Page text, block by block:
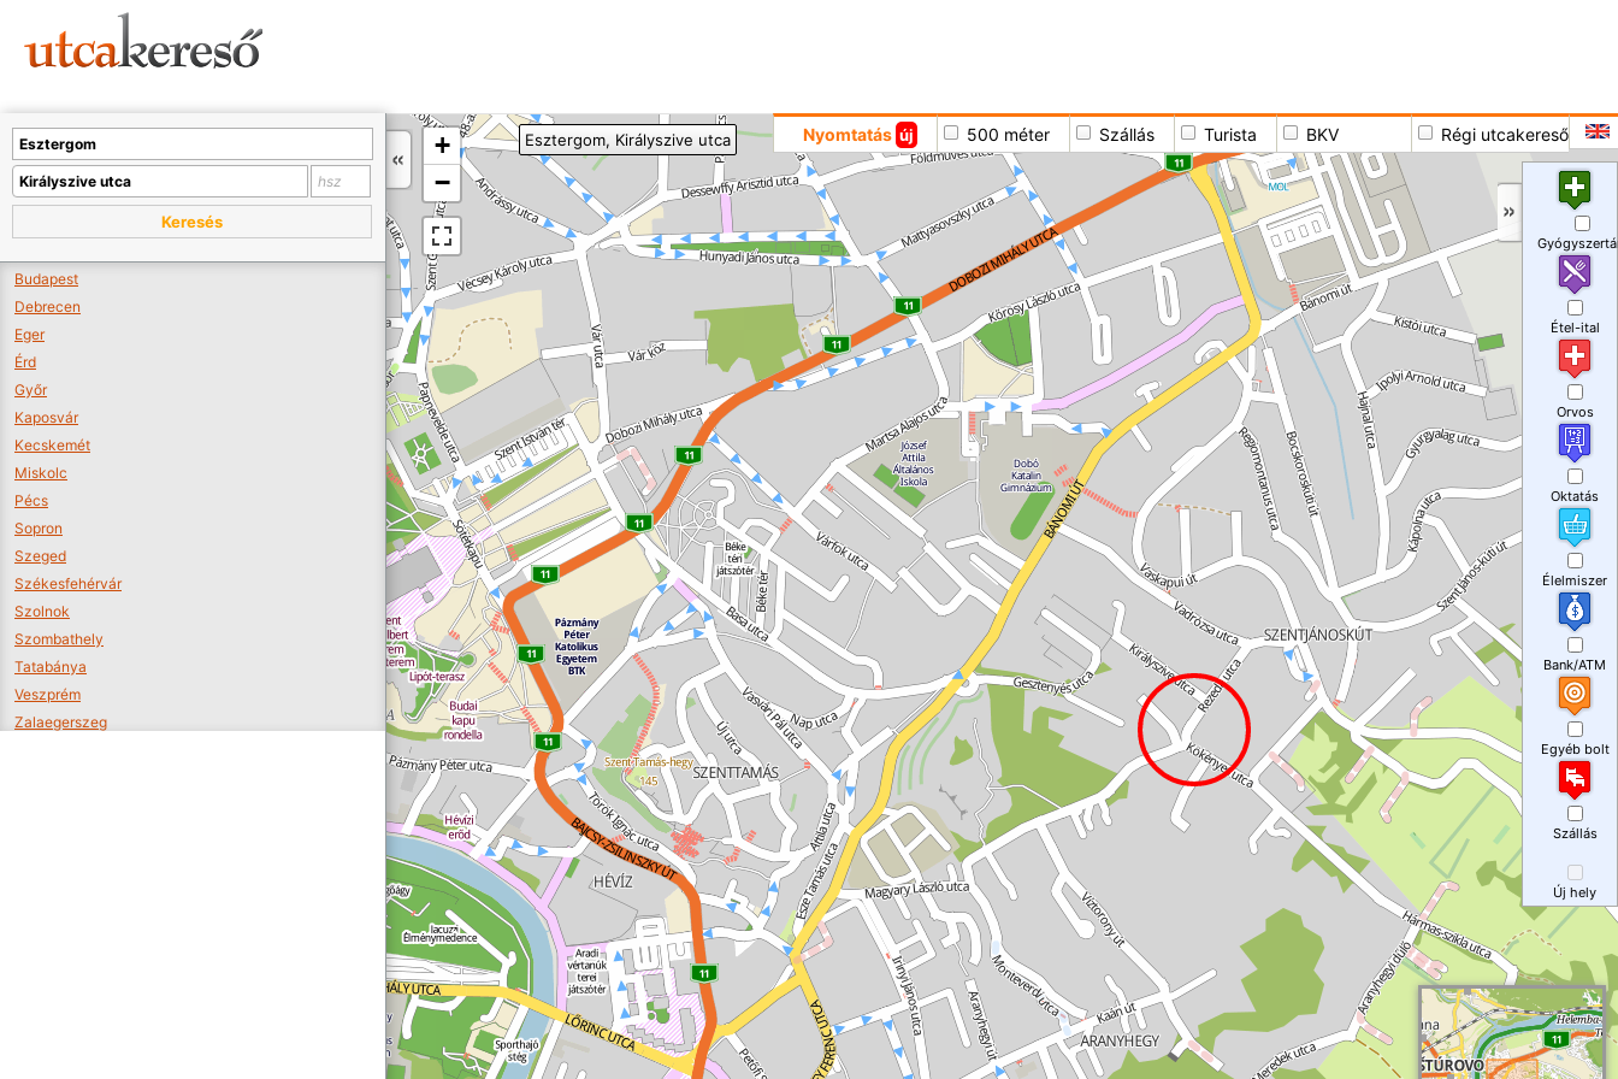
+
−
Nyomtatás új 500 méter Szállás Turista BKV Régi utcakereső
Esztergom, Királyszive utca
Keresés
Budapest
Debrecen
Eger
Érd
Győr
Kaposvár
Kecskemét
Miskolc
Pécs
Sopron
Szeged
Székesfehérvár
Szolnok
Szombathely
Tatabánya
Veszprém
Zalaegerszeg
Étel-ital
Orvos
Oktatás
Élelmiszer
Bank/ATM
Egyéb bolt
Szállás
Új hely
A térképet kicsinyíteni kell, hogy látszódjanak a boltok.
Boltok látszódjanak >>